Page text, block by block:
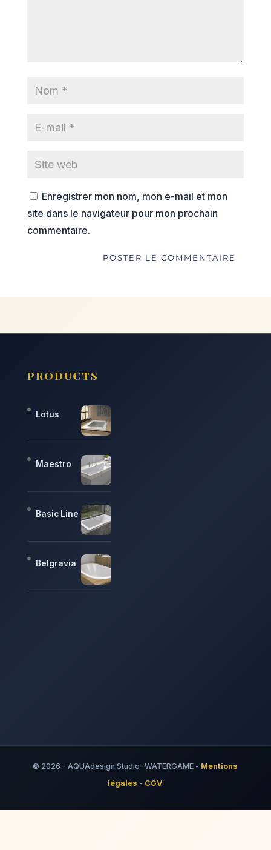
Enregistrer mon nom, mon e-mail et mon
site dans le navigateur pour mon prochain
commentaire.
PRODUCTS
Lotus
Maestro
Basic Line
Belgravia
© 2026 - AQUAdesign Studio -WATERGAME - Mentions
légales - CGV